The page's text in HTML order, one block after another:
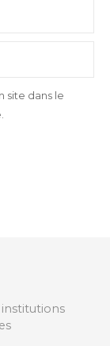
site dans le
institutions